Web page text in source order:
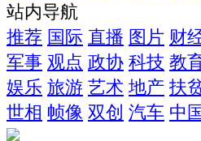
站内导航
推荐 国际 直播 图片 财
军事 观点 政协 科技 教
娱乐 旅游 艺术 地产 扶
世相 帧像 双创 汽车 中